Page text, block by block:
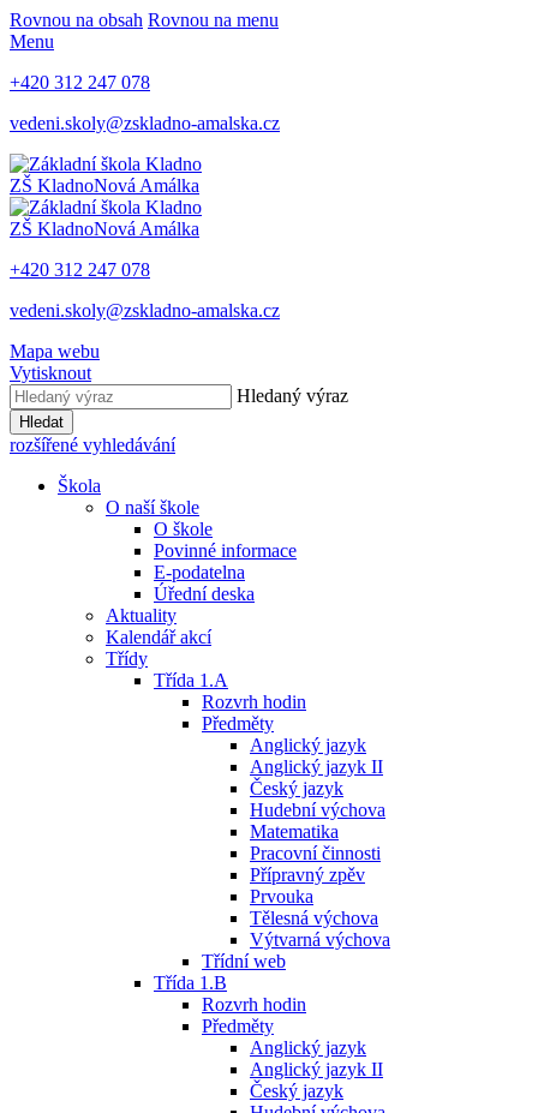
Rovnou na obsah Rovnou na menu
Menu
+420 312 247 078
vedeni.skoly@zskladno-amalska.cz
ZŠ KladnoNová Amálka
ZŠ KladnoNová Amálka
+420 312 247 078
vedeni.skoly@zskladno-amalska.cz
Mapa webu
Vytisknout
Hledaný výraz
Hledat
rozšířené vyhledávání
Škola
O naší škole
O škole
Povinné informace
E-podatelna
Úřední deska
Aktuality
Kalendář akcí
Třídy
Třída 1.A
Rozvrh hodin
Předměty
Anglický jazyk
Anglický jazyk II
Český jazyk
Hudební výchova
Matematika
Pracovní činnosti
Přípravný zpěv
Prvouka
Tělesná výchova
Výtvarná výchova
Třídní web
Třída 1.B
Rozvrh hodin
Předměty
Anglický jazyk
Anglický jazyk II
Český jazyk